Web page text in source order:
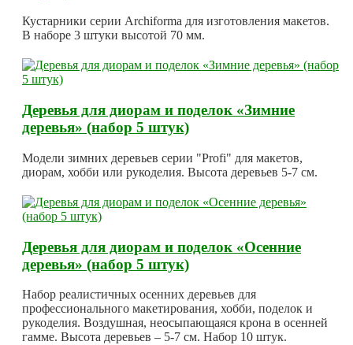
Кустарники серии Archiforma для изготовления макетов.
В наборе 3 штуки высотой 70 мм.
Деревья для диорам и поделок «Зимние
деревья» (набор 5 штук)
Модели зимних деревьев серии "Profi" для макетов,
диорам, хобби или рукоделия. Высота деревьев 5-7 см.
Деревья для диорам и поделок «Осенние
деревья» (набор 5 штук)
Набор реалистичных осенних деревьев для
профессионального макетирования, хобби, поделок и
рукоделия. Воздушная, неосыпающаяся крона в осенней
гамме. Высота деревьев – 5-7 см. Набор 10 штук.